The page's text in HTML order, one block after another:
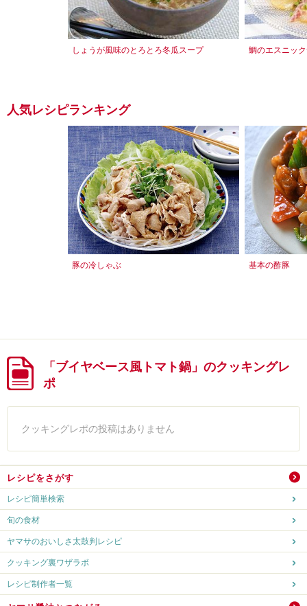
しょうが風味のとろとろ冬瓜スープ 鯛のエスニッ
人気レシピランキング
豚の冷しゃぶ 基本の酢豚
「ブイヤベース風トマト鍋」のクッキングレ
ポ
クッキングレポの投稿はありません
レシピをさがす
レシピ簡単検索
旬の食材
ヤマサのおいしさ太鼓判レシピ
クッキング裏ワザラボ
レシピ制作者一覧